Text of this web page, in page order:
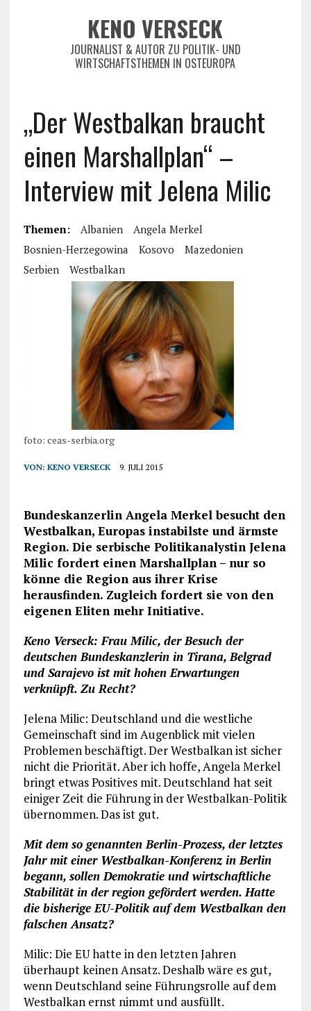
KENO VERSECK
JOURNALIST & AUTOR ZU POLITIK- UND
WIRTSCHAFTSTHEMEN IN OSTEUROPA
„Der Westbalkan braucht
einen Marshallplan“ –
Interview mit Jelena Milic
Themen: Albanien
Angela Merkel
Bosnien-Herzegowina
Kosovo
Mazedonien
Serbien
Westbalkan
foto: ceas-serbia.org
VON: KENO VERSECK 9. JULI 2015
Bundeskanzerlin Angela Merkel besucht den
Westbalkan, Europas instabilste und ärmste
Region. Die serbische Politikanalystin Jelena
Milic fordert einen Marshallplan – nur so
könne die Region aus ihrer Krise
herausfinden. Zugleich fordert sie von den
eigenen Eliten mehr Initiative.
Keno Verseck: Frau Milic, der Besuch der
deutschen Bundeskanzlerin in Tirana, Belgrad
und Sarajevo ist mit hohen Erwartungen
verknüpft. Zu Recht?
Jelena Milic: Deutschland und die westliche
Gemeinschaft sind im Augenblick mit vielen
Problemen beschäftigt. Der Westbalkan ist sicher
nicht die Priorität. Aber ich hoffe, Angela Merkel
bringt etwas Positives mit. Deutschland hat seit
einiger Zeit die Führung in der Westbalkan-Politik
übernommen. Das ist gut.
Mit dem so genannten Berlin-Prozess, der letztes
Jahr mit einer Westbalkan-Konferenz in Berlin
begann, sollen Demokratie und wirtschaftliche
Stabilität in der region gefördert werden. Hatte
die bisherige EU-Politik auf dem Westbalkan den
falschen Ansatz?
Milic: Die EU hatte in den letzten Jahren
überhaupt keinen Ansatz. Deshalb wäre es gut,
wenn Deutschland seine Führungsrolle auf dem
Westbalkan ernst nimmt und ausfüllt.